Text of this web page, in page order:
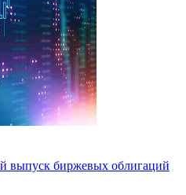
выпуск биржевых облигаций